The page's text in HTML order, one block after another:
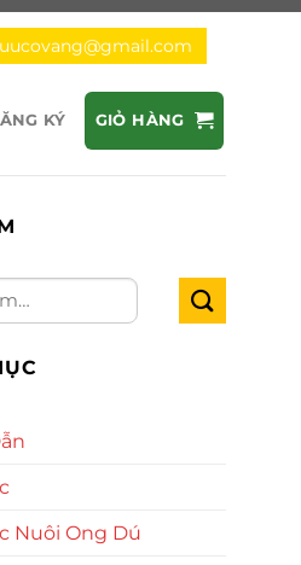
KÝ GIỎ HÀNG
Nuôi Ong Dú